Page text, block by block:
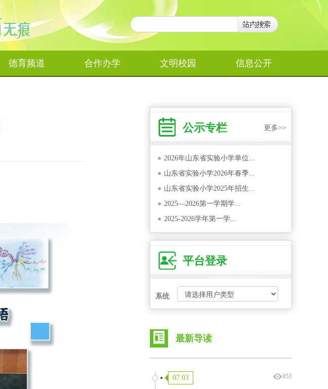
德育频道 合作办学 文明校园 信息公开
公示专栏 更多>>
2026年山东省实验小学单位...
山东省实验小学2026年春季...
山东省实验小学2025年招生...
2025—2026第一学期学...
2025-2026学年第一学...
平台登录
系统
最新导读
853
07.03